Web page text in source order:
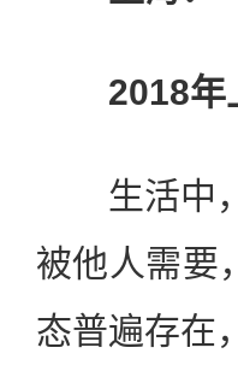
2018年上
生活中，
被他人需要
态普遍存在